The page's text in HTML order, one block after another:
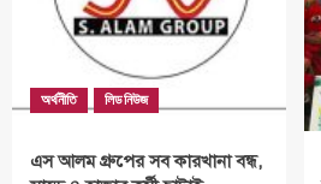
অর্থনীতি লিড নিউজ
এস আলম গ্রুপের সব কারখানা বন্ধ,